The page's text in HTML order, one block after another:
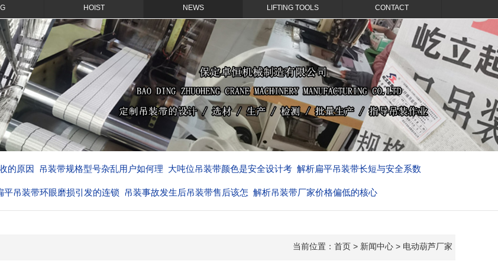
HOIST NEWS LIFTING TOOLS CONTACT
的原因 吊装带规格型号杂乱用户如何理 大吨位吊装带颜色是安全设计考 解析扁平吊装带长短与安全系数
平吊装带环眼磨损引发的连锁 吊装事故发生后吊装带售后该怎 解析吊装带厂家价格偏低的核心
当前位置： 首页 > 新闻中心 > 电动葫芦厂家